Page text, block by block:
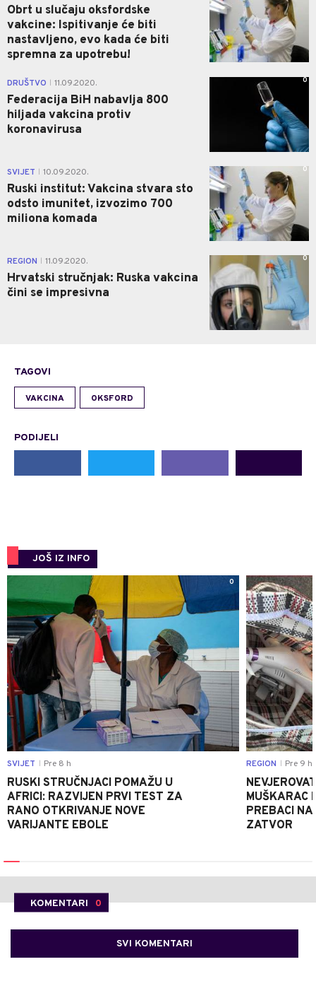
Obrt u slučaju oksfordske
vakcine: Ispitivanje će biti
nastavljeno, evo kada će biti
spremna za upotrebu!
DRUŠTVO 11.09.2020.
Federacija BiH nabavlja 800
hiljada vakcina protiv
koronavirusa
0
SVIJET 10.09.2020.
Ruski institut: Vakcina stvara sto
odsto imunitet, izvozimo 700
miliona komada
0
REGION 11.09.2020.
Hrvatski stručnjak: Ruska vakcina
čini se impresivna
0
TAGOVI
VAKCINA OKSFORD
PODIJELI
JOŠ IZ INFO
0
SVIJET Pre 8 h
RUSKI STRUČNJACI POMAŽU U
AFRICI: RAZVIJEN PRVI TEST ZA
RANO OTKRIVANJE NOVE
VARIJANTE EBOLE
REGION Pre 9 h
MUŠKARAC
PREBACI
ZATVOR
KOMENTARI 0
SVI KOMENTARI